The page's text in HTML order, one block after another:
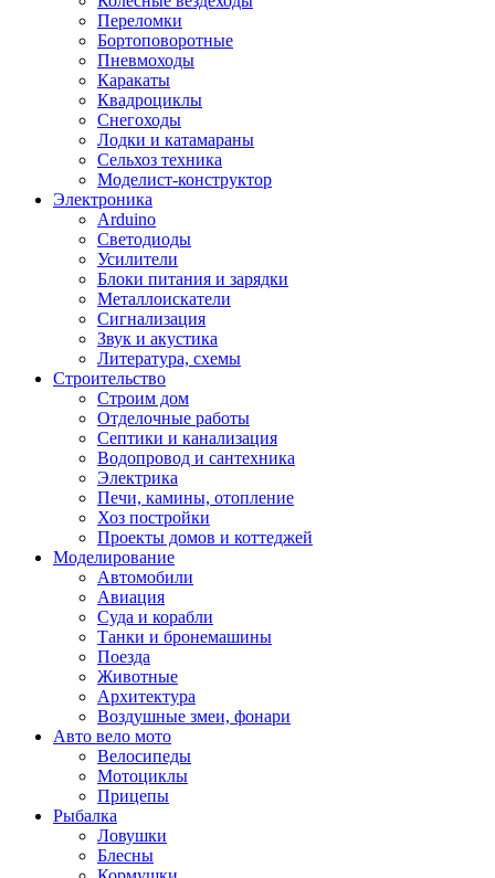
Переломки
Бортоповоротные
Пневмоходы
Каракаты
Квадроциклы
Снегоходы
Лодки и катамараны
Сельхоз техника
Моделист-конструктор
Электроника
Arduino
Светодиоды
Усилители
Блоки питания и зарядки
Металлоискатели
Сигнализация
Звук и акустика
Литература, схемы
Строительство
Строим дом
Отделочные работы
Септики и канализация
Водопровод и сантехника
Электрика
Печи, камины, отопление
Хоз постройки
Проекты домов и коттеджей
Моделирование
Автомобили
Авиация
Суда и корабли
Танки и бронемашины
Поезда
Животные
Архитектура
Воздушные змеи, фонари
Авто вело мото
Велосипеды
Мотоциклы
Прицепы
Рыбалка
Ловушки
Блесны